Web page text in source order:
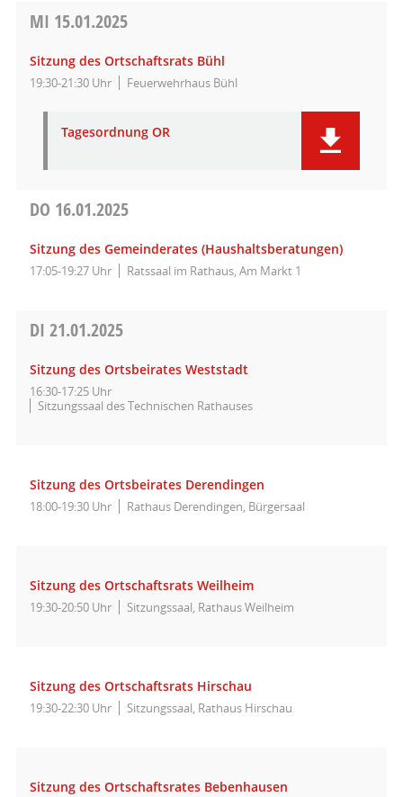
MI 15.01.2025
Sitzung des Ortschaftsrats Bühl
19:30-21:30 Uhr Feuerwehrhaus Bühl
Tagesordnung OR
DO 16.01.2025
Sitzung des Gemeinderates (Haushaltsberatungen)
17:05-19:27 Uhr Ratssaal im Rathaus, Am Markt 1
DI 21.01.2025
Sitzung des Ortsbeirates Weststadt
16:30-17:25 Uhr
Sitzungssaal des Technischen Rathauses
Sitzung des Ortsbeirates Derendingen
18:00-19:30 Uhr Rathaus Derendingen, Bürgersaal
Sitzung des Ortschaftsrats Weilheim
19:30-20:50 Uhr Sitzungssaal, Rathaus Weilheim
Sitzung des Ortschaftsrats Hirschau
19:30-22:30 Uhr Sitzungssaal, Rathaus Hirschau
Sitzung des Ortschaftsrates Bebenhausen